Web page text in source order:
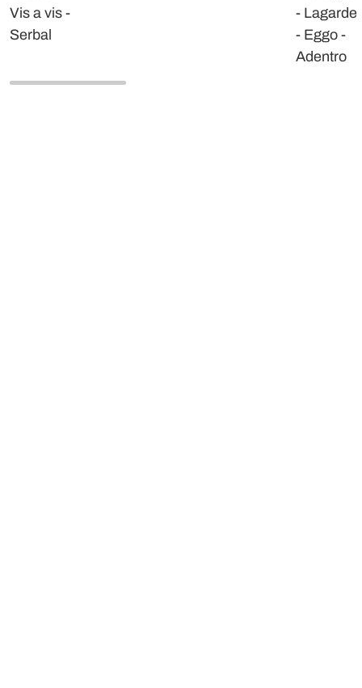
Vis a vis -
Serbal
- Lagarde
- Eggo -
Adentro